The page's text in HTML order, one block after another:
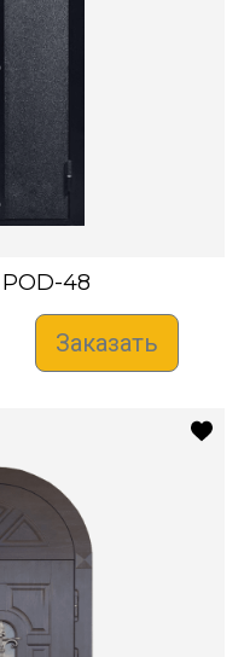
POD-48
Заказать